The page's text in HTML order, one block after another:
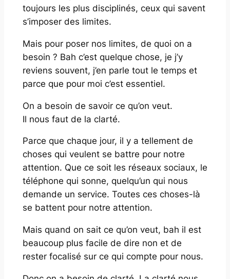
toujours les plus disciplinés, ceux qui savent
s’imposer des limites.
Mais pour poser nos limites, de quoi on a
besoin ? Bah c’est quelque chose, je j’y
reviens souvent, j’en parle tout le temps et
parce que pour moi c’est essentiel.
On a besoin de savoir ce qu’on veut.
Il nous faut de la clarté.
Parce que chaque jour, il y a tellement de
choses qui veulent se battre pour notre
attention. Que ce soit les réseaux sociaux, le
téléphone qui sonne, quelqu’un qui nous
demande un service. Toutes ces choses-là
se battent pour notre attention.
Mais quand on sait ce qu’on veut, bah il est
beaucoup plus facile de dire non et de
rester focalisé sur ce qui compte pour nous.